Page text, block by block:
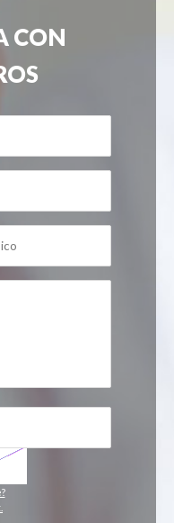
CON